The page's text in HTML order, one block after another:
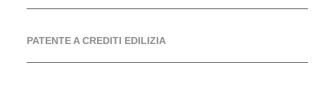
PATENTE A CREDITI EDILIZIA